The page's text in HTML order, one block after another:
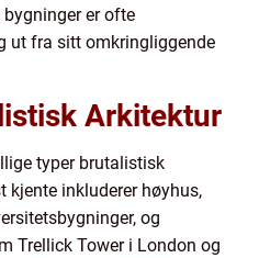
er ofte
ut fra sitt omkringliggende
Arkitektur
typer brutalistisk
kjente inkluderer høyhus,
og
Trellick Tower i London og